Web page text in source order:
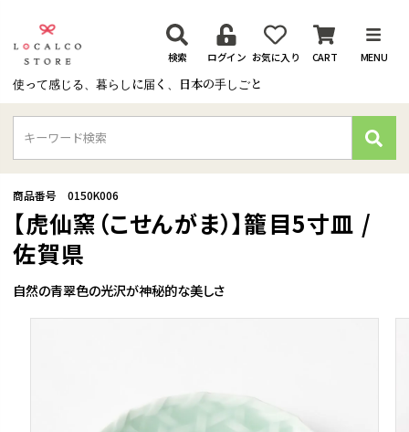
使って感じる、暮らしに届く、日本の手しごと
検索 ログイン お気に入り CART MENU
検
索
自然の青翠色の光沢が神秘的な美しさ
【虎仙窯（こせんがま）】籠目5寸皿 /
佐賀県
商品番号 0150K006